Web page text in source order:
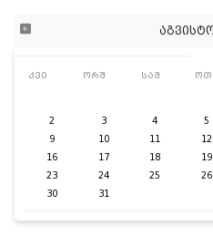
კვი ორშ სამ
2
3 4 5
9
10 11 12
16
17 18 19
23
24 25 26
30
31